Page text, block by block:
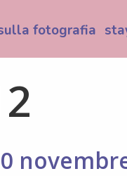
fotografia